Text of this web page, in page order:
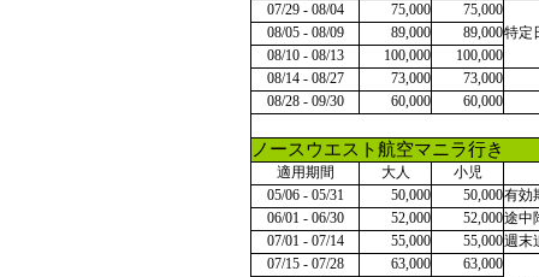
07/29 - 08/04
75,000
75,000
特定
08/05 - 08/09 89,000
89,000
08/10 - 08/13
100,000
100,000
08/14 - 08/27
73,000
73,000
08/28 - 09/30
60,000 60,000
ノースウエスト航空マニラ行き
適用期間 大人
小児
05/06 - 05/31
50,000 50,000有効
06/01 - 06/30
52,000 52,000途中
07/01 - 07/14
55,000 55,000週末
07/15 - 07/28
63,000
63,000